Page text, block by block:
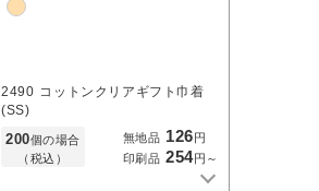
2490 コットンクリアギフト巾着
(SS)
200個の場合
（税込）
無地品 126 円
印刷品 254円～